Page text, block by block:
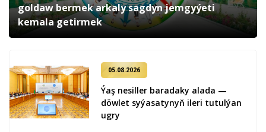
goldaw bermek arkaly sagdyn jemgyýeti
kemala getirmek
05.08.2026
Ýaş ne­sil­ler ba­ra­da­ky ala­da —
döw­let sy­ýa­sa­ty­nyň ile­ri tu­tul­ýan
ug­ry